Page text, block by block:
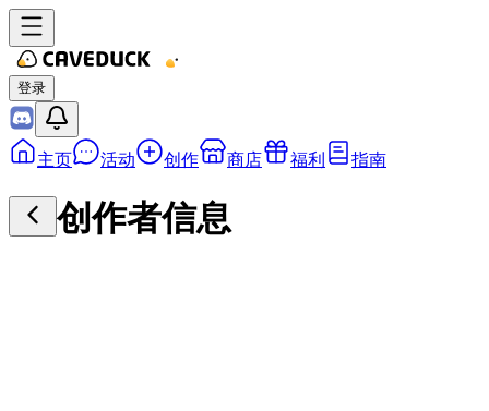
登录
主页 活动 创作 商店 福利 指南
创作者信息